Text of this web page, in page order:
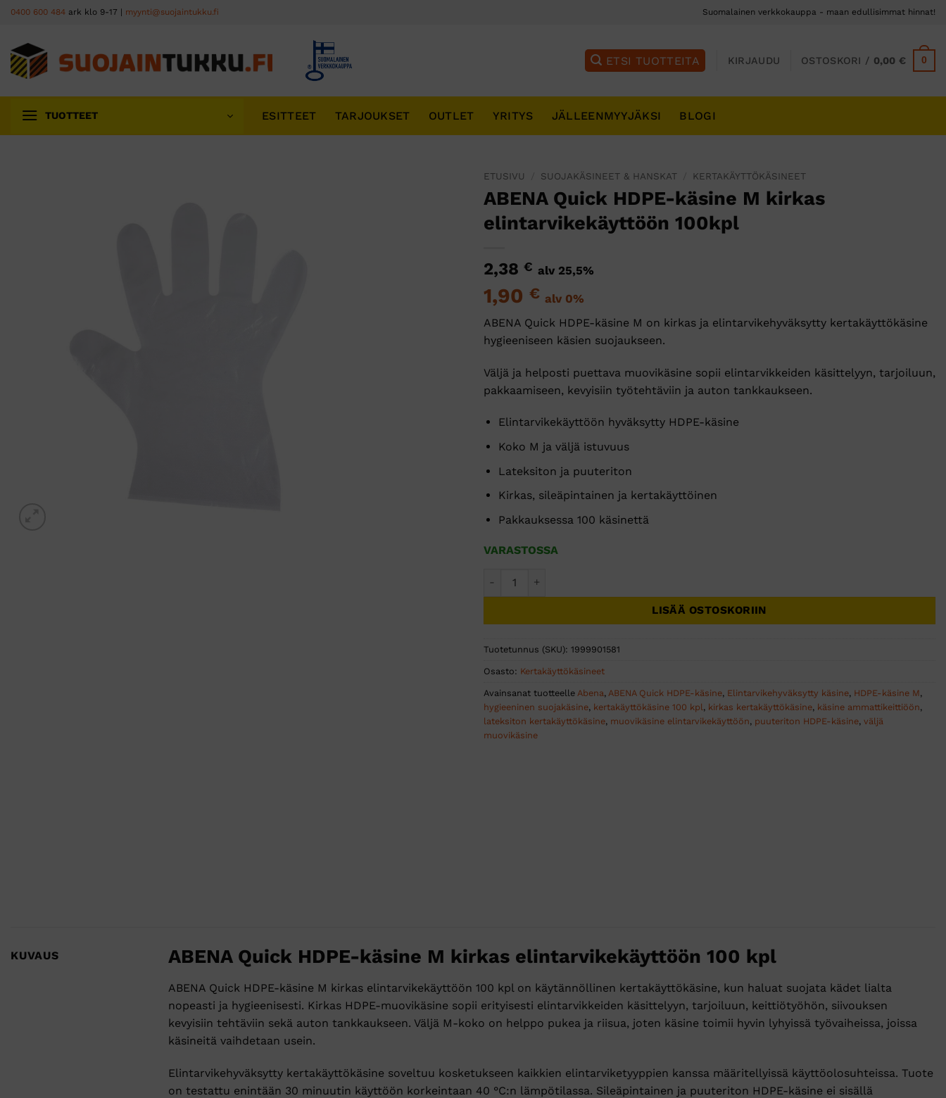
Skip
content
0400 600 484 ark klo 9-17 | myynti@suojaintukku.fi Suomalainen verkkokauppa - maan edullisimmat hinnat!
KIRJAUDU OSTOSKORI / 0,00€ 0
TUOTTEET ESITTEET TARJOUKSET OUTLET YRITYS JÄLLEENMYYJÄKSI BLOGI
ETUSIVU SUOJAKÄSINEET & HANSKAT KERTAKÄYTTÖKÄSINEET
ABENA Quick HDPE-käsine M kirkas
elintarvikekäyttöön 100kpl
2,38 € alv 25,5%
1,90 € alv 0%
ABENA Quick HDPE-käsine M on kirkas ja elintarvikehyväksytty kertakäyttökäsine
hygieeniseen käsien suojaukseen.
Väljä ja helposti puettava muovikäsine sopii elintarvikkeiden käsittelyyn, tarjoiluun,
pakkaamiseen, kevyisiin työtehtäviin ja auton tankkaukseen.
Elintarvikekäyttöön hyväksytty HDPE-käsine
Koko M ja väljä istuvuus
Lateksiton ja puuteriton
Kirkas, sileäpintainen ja kertakäyttöinen
Pakkauksessa 100 käsinettä
VARASTOSSA
LISÄÄ OSTOSKORIIN
Tuotetunnus (SKU): 1999901581
Osasto: Kertakäyttökäsineet
Avainsanat tuotteelle Abena, ABENA Quick HDPE-käsine, Elintarvikehyväksytty käsine, HDPE-käsine M,
hygieeninen suojakäsine, kertakäyttökäsine 100 kpl, kirkas kertakäyttökäsine, käsine ammattikeittiöön,
lateksiton kertakäyttökäsine, muovikäsine elintarvikekäyttöön, puuteriton HDPE-käsine, väljä
muovikäsine
KUVAUS ABENA Quick HDPE-käsine M kirkas elintarvikekäyttöön 100 kpl
ABENA Quick HDPE-käsine M kirkas elintarvikekäyttöön 100 kpl on käytännöllinen kertakäyttökäsine, kun haluat suojata kädet lialta
nopeasti ja hygieenisesti. Kirkas HDPE-muovikäsine sopii erityisesti elintarvikkeiden käsittelyyn, tarjoiluun, keittiötyöhön, siivouksen
kevyisiin tehtäviin sekä auton tankkaukseen. Väljä M-koko on helppo pukea ja riisua, joten käsine toimii hyvin lyhyissä työvaiheissa, joissa
käsineitä vaihdetaan usein.
Elintarvikehyväksytty kertakäyttökäsine soveltuu kosketukseen kaikkien elintarviketyyppien kanssa määritellyissä käyttöolosuhteissa. Tuote
on testattu enintään 30 minuutin käyttöön korkeintaan 40 °C:n lämpötilassa. Sileäpintainen ja puuteriton HDPE-käsine ei sisällä